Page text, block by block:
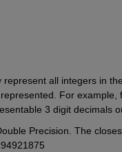
all integers in
For
3 digit decimals
Precision. The